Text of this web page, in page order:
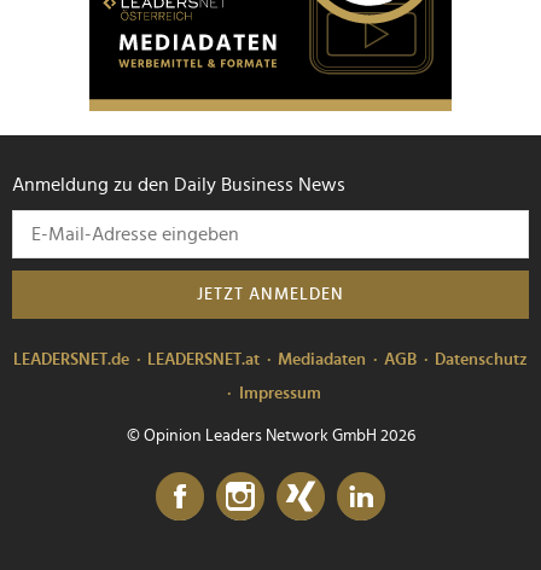
Anmeldung zu den Daily Business News
JETZT ANMELDEN
LEADERSNET.de LEADERSNET.at Mediadaten AGB
Datenschutz
Impressum
© Opinion Leaders Network GmbH 2026